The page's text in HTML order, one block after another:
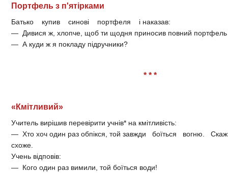
Портфель з п'ятірками
Батько купив синові портфеля і наказав:
— Дивися ж, хлопче, щоб ти щодня приносив повний портфель
— А куди ж я покладу підручники?
* * *
«Кмітливий»
Учитель вирішив перевірити учнів* на кмітливість:
— Хто хоч один раз обпікся, той завжди боїться вогню.
схоже.
Учень відповів:
— Кого один раз вимили, той боїться води!